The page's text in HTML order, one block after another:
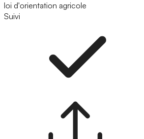
loi d'orientation agricole
Suivi